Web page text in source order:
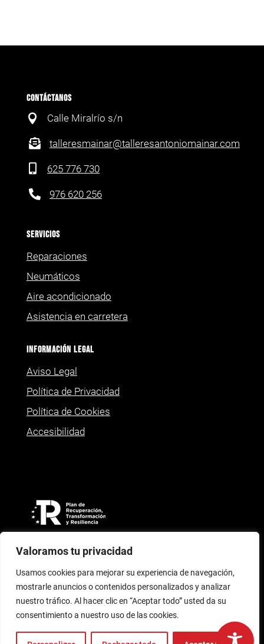
Valoramos tu privacidad
Usamos cookies para mejorar su experiencia de navegación,
mostrarle anuncios o contenidos personalizados y analizar
nuestro tráfico. Al hacer clic en “Aceptar todo” usted da su
consentimiento a nuestro uso de las cookies.
CONTÁCTANOS
 Calle Miralrío s/n
 talleresmainar@talleresantoniomainar.com
 625 776 730
 976 620 256
SERVICIOS
Reparaciones
Neumáticos
Aire acondicionado
Asistencia en carretera
Información Legal
Aviso Legal
Política de Privacidad
Política de Cookies
Accesibilidad
© 2026 Talleres Antonio Mainar